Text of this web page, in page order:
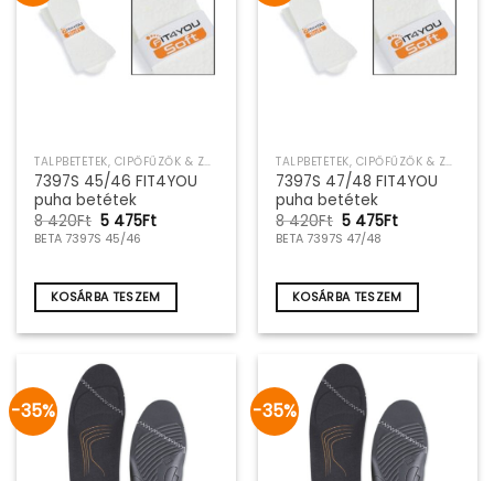
TALPBETÉTEK, CIPŐFŰZŐK & ZOKNIK
7397S 45/46 FIT4YOU
puha betétek
8 420Ft Original
price
was:
5 475FtCurrent
BETA 7397S 45/46
KOSÁRBA TESZEM
TALPBETÉTEK, CIPŐFŰZŐK & ZOKNIK
7397S 47/48 FIT4YOU
puha betétek
8 420Ft Original
price
was:
5 475FtCurrent
BETA 7397S 47/48
KOSÁRBA TESZEM
-35% -35%